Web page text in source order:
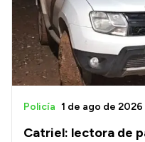
Catriel: lectora de
Policía 1 de ago de 2026